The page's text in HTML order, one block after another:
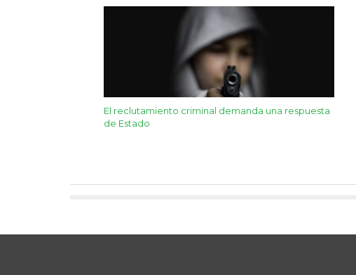
El reclutamiento criminal demanda una respuesta
de Estado